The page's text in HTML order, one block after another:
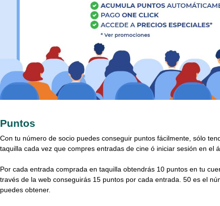
Puntos
Con tu número de socio puedes conseguir puntos fácilmente, sólo
taquilla cada vez que compres entradas de cine ó iniciar sesión en el
Por cada entrada comprada en taquilla obtendrás 10 puntos en tu
través de la web conseguirás 15 puntos por cada entrada. 50 es el
puedes obtener.